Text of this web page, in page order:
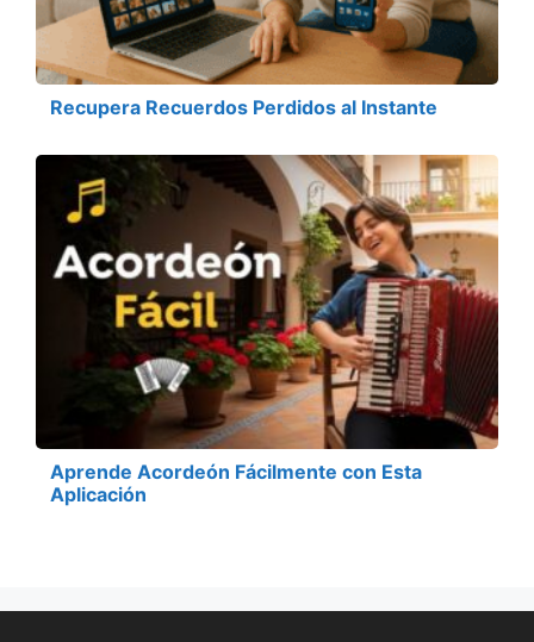
Recupera Recuerdos Perdidos al Instante
Aprende Acordeón Fácilmente con Esta
Aplicación